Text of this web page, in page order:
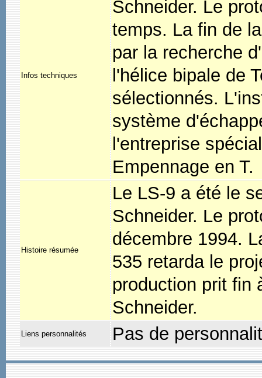
Infos techniques
Schneider. Le
temps. La fin de
par la recherche
l'hélice bipale de
sélectionnés.
système
l'entreprise
Empennage en T.
Histoire résumée
Le LS-9 a été le
Schneider. Le
décembre 1994.
535 retarda le
production prit fin
Schneider.
Liens personnalités Pas de